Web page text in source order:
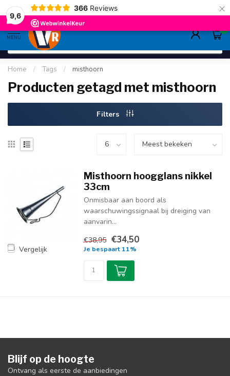
9,6
366 Reviews ×
gratis verzending>80,-
MENU
0
Home / Tags / misthoorn
Producten getagd met misthoorn
Filters
Vergelijk
Misthoorn hoogglans nikkel
33cm
Onmisbaar aan boord als
waarschuwingssignaal bij dreiging van
aanvarin...
€38,95 €34,50
Je bespaart 11%
Blijf op de hoogte
Ontvang als eerste de aanbiedingen